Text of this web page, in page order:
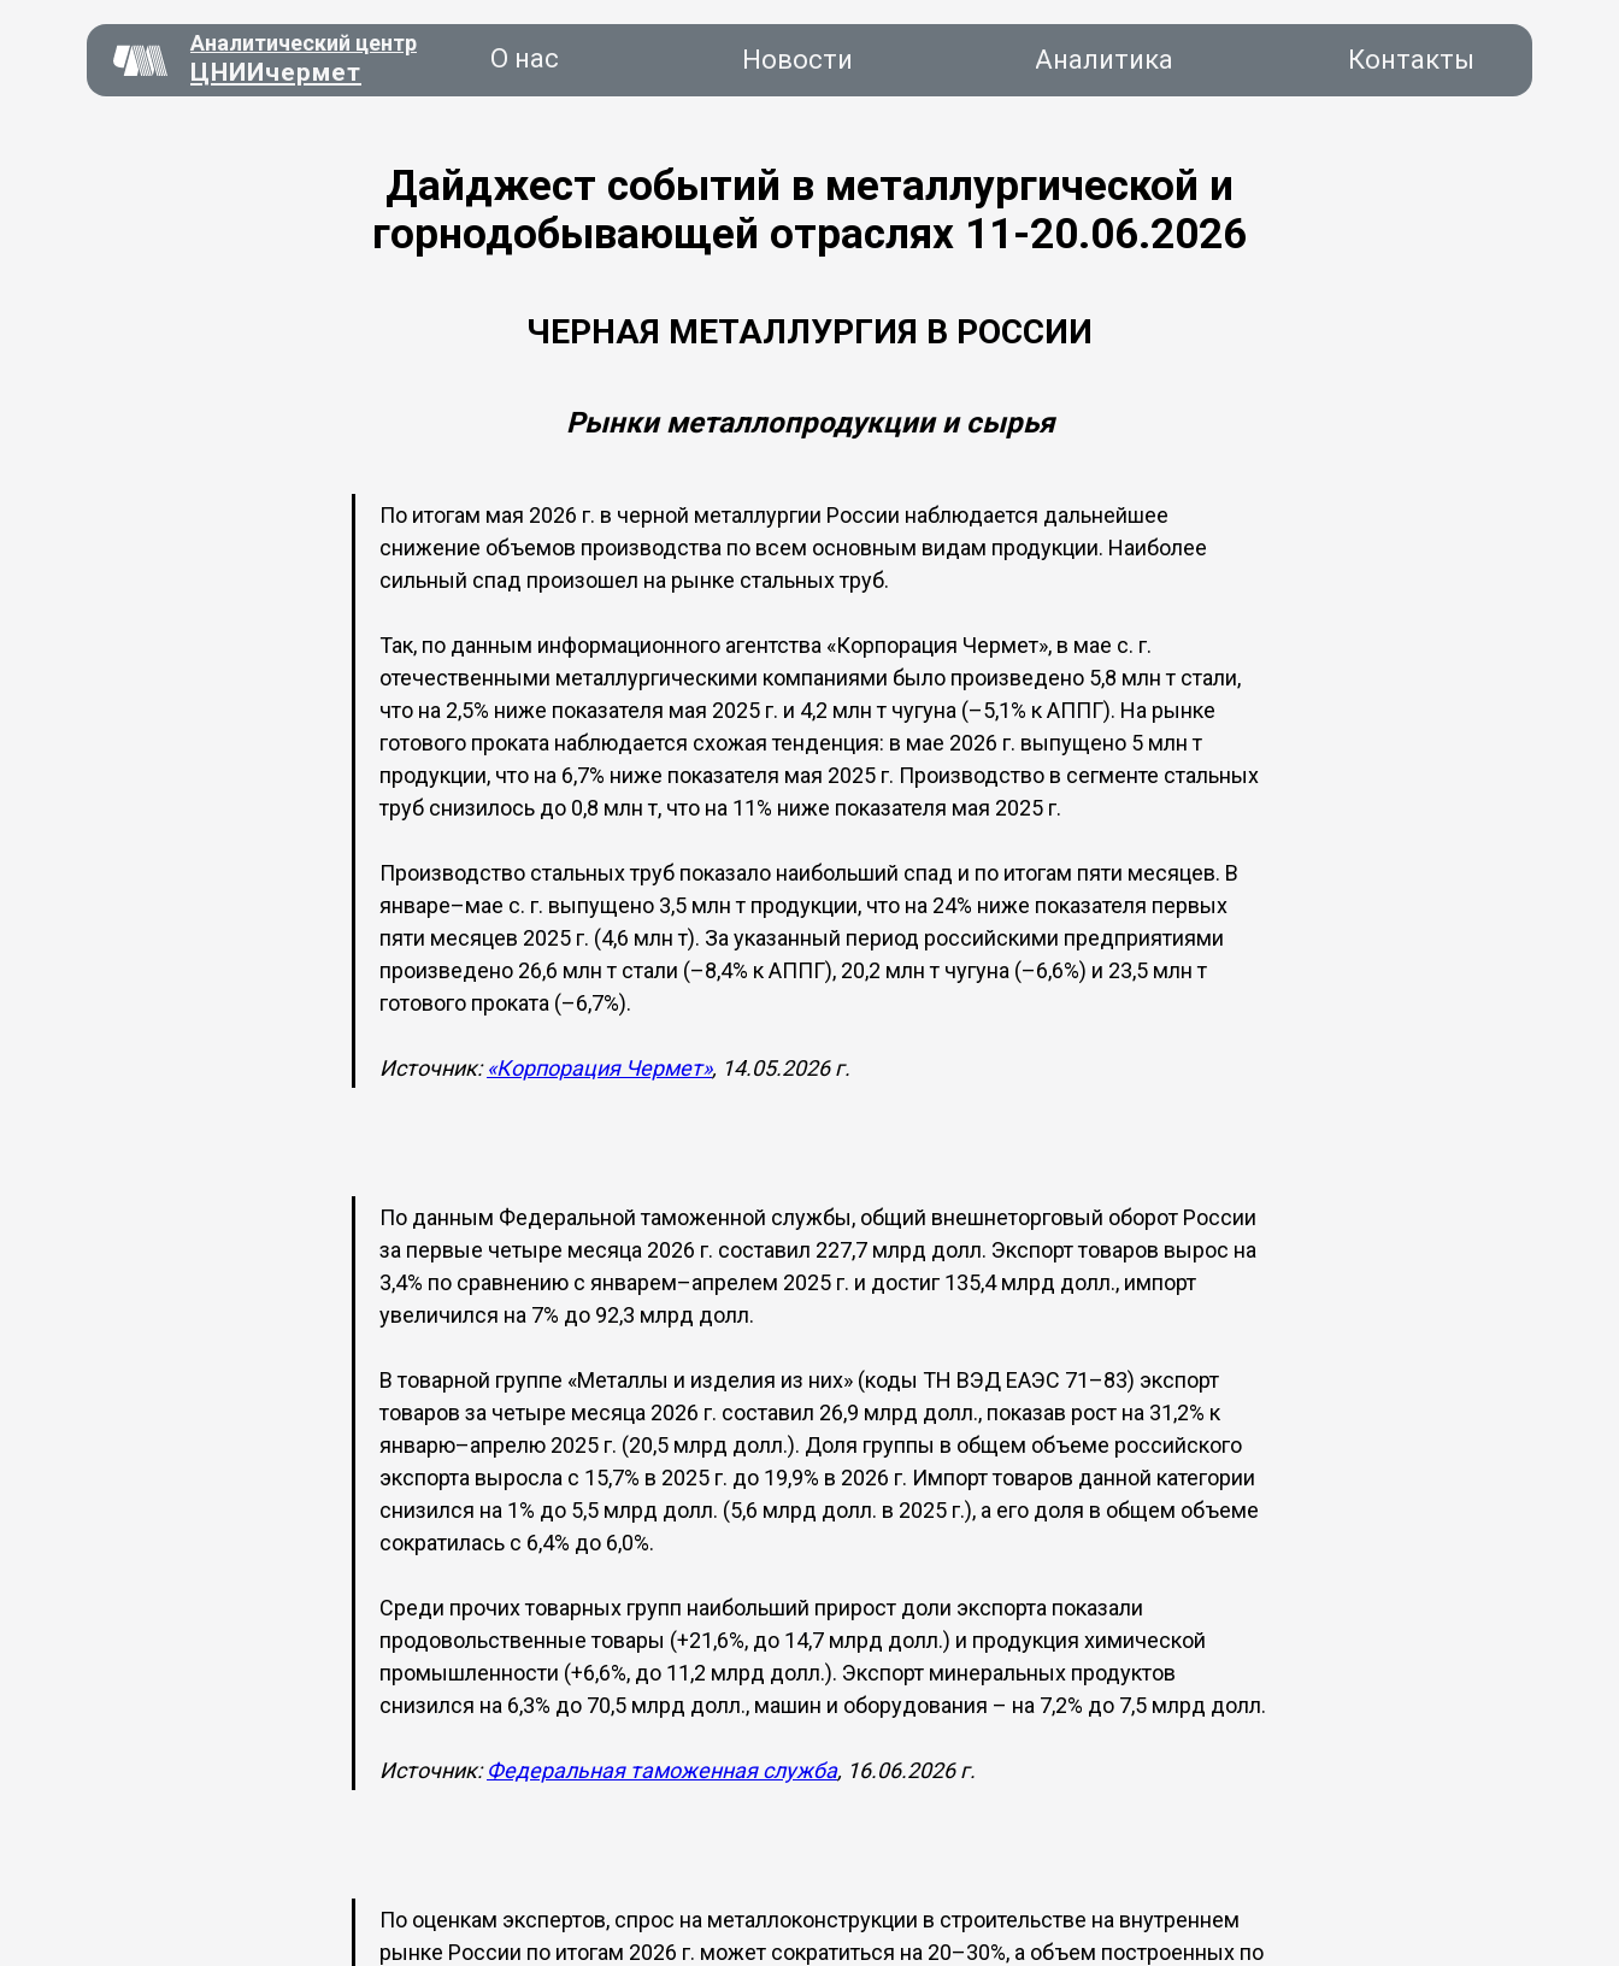
ЦНИИчермет
Аналитический центр
Новости Аналитика Консалтинг Контакты
О нас Контакты
Консалтинг
Аналитика
Новости
Дайджест событий в металлургической и
горнодобывающей отраслях 11-20.06.2026
ЧЕРНАЯ МЕТАЛЛУРГИЯ В РОССИИ
Рынки металлопродукции и сырья
По итогам мая 2026 г. в черной металлургии России наблюдается дальнейшее
снижение объемов производства по всем основным видам продукции. Наиболее
сильный спад произошел на рынке стальных труб.
Так, по данным информационного агентства «Корпорация Чермет», в мае с. г.
отечественными металлургическими компаниями было произведено 5,8 млн т стали,
что на 2,5% ниже показателя мая 2025 г. и 4,2 млн т чугуна (–5,1% к АППГ). На рынке
готового проката наблюдается схожая тенденция: в мае 2026 г. выпущено 5 млн т
продукции, что на 6,7% ниже показателя мая 2025 г. Производство в сегменте стальных
труб снизилось до 0,8 млн т, что на 11% ниже показателя мая 2025 г.
Производство стальных труб показало наибольший спад и по итогам пяти месяцев. В
январе–мае с. г. выпущено 3,5 млн т продукции, что на 24% ниже показателя первых
пяти месяцев 2025 г. (4,6 млн т). За указанный период российскими предприятиями
произведено 26,6 млн т стали (–8,4% к АППГ), 20,2 млн т чугуна (–6,6%) и 23,5 млн т
готового проката (–6,7%).
Источник:«Корпорация Чермет», 14.05.2026 г.
По данным Федеральной таможенной службы, общий внешнеторговый оборот России
за первые четыре месяца 2026 г. составил 227,7 млрд долл. Экспорт товаров вырос на
3,4% по сравнению с январем–апрелем 2025 г. и достиг 135,4 млрд долл., импорт
увеличился на 7% до 92,3 млрд долл.
В товарной группе «Металлы и изделия из них» (коды ТН ВЭД ЕАЭС 71–83) экспорт
товаров за четыре месяца 2026 г. составил 26,9 млрд долл., показав рост на 31,2% к
январю–апрелю 2025 г. (20,5 млрд долл.). Доля группы в общем объеме российского
экспорта выросла с 15,7% в 2025 г. до 19,9% в 2026 г. Импорт товаров данной категории
снизился на 1% до 5,5 млрд долл. (5,6 млрд долл. в 2025 г.), а его доля в общем объеме
сократилась с 6,4% до 6,0%.
Среди прочих товарных групп наибольший прирост доли экспорта показали
продовольственные товары (+21,6%, до 14,7 млрд долл.) и продукция химической
промышленности (+6,6%, до 11,2 млрд долл.). Экспорт минеральных продуктов
снизился на 6,3% до 70,5 млрд долл., машин и оборудования – на 7,2% до 7,5 млрд долл.
Источник:Федеральная таможенная служба, 16.06.2026 г.
По оценкам экспертов, спрос на металлоконструкции в строительстве на внутреннем
рынке России по итогам 2026 г. может сократиться на 20–30%, а объем построенных по